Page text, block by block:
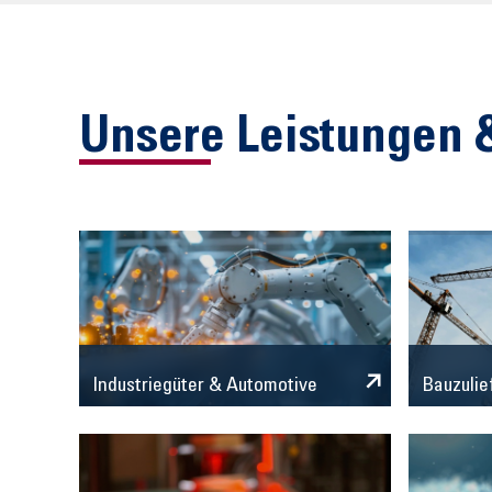
Unsere Leistungen
Industriegüter & Automotive